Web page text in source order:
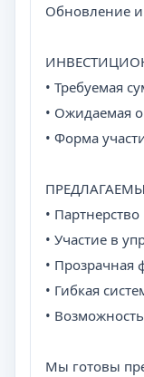
Обновление
• Требуемая
• Ожидаемая
• Форма
•
• Участие в
• Прозрачная
• Гибкая
•
Мы готовы